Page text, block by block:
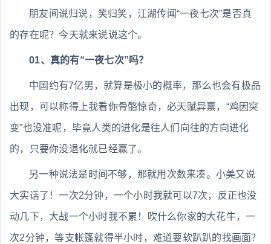
朋友间说归说，笑归笑，江湖传闻“一夜七次”是否真
的存在呢？今天就来说说这个。
01、真的有“一夜七次”吗？
中国约有7亿男，就算是极小的概率，那么也会有极品
出现，可以称得上我看你骨骼惊奇，必天赋异禀，“鸡因突
变”也没准呢，毕竟人类的进化是往人们向往的方向进化
的，只要你没退化就已经赢了。
另一种说法是时间不够，那就用次数来凑。小美又说
大实话了！一次2分钟，一个小时我就可以7次，反正也没
动几下，大战一个小时我不累！吹什么你家的大花牛，一
次2分钟，等支帐篷就得半小时，难道要软趴趴的找画面？